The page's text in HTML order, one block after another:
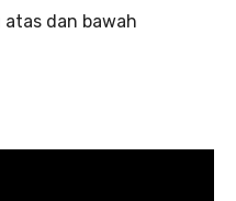
dan bawah